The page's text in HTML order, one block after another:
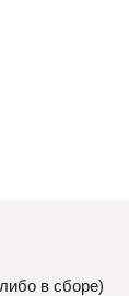
в сборе)